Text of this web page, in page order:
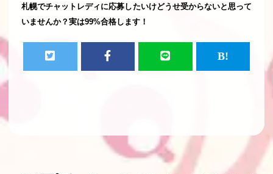
札幌でチャットレディに応募したいけどうせ受からないと思って
いませんか？実は99%合格します！